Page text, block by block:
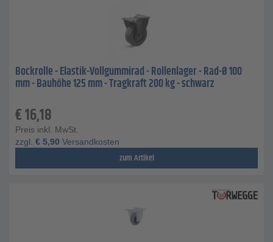
Bockrolle - Elastik-Vollgummirad - Rollenlager - Rad-Ø 100
mm - Bauhöhe 125 mm - Tragkraft 200 kg - schwarz
€16,18
Preis inkl. MwSt.
zzgl. € 5,90 Versandkosten
zum Artikel